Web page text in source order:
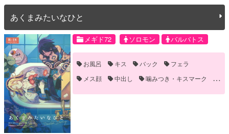
あくまみたいなひと
メギド72 ソロモン バルバトス
お風呂 キス バック
フェラ
メス顔
中出し
噛みつき・キスマーク
対面座位
尻コキ 褐色 誘い受け